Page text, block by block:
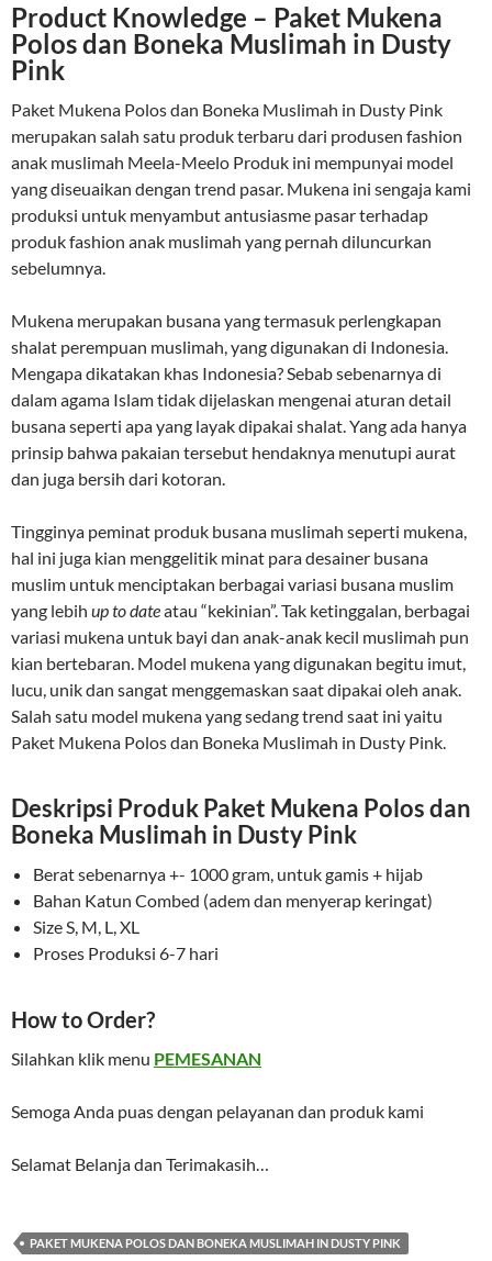
Product Knowledge – Paket Mukena
Polos dan Boneka Muslimah in Dusty
Pink
Paket Mukena Polos dan Boneka Muslimah in Dusty Pink
merupakan salah satu produk terbaru dari produsen fashion
anak muslimah Meela-Meelo Produk ini mempunyai model
yang diseuaikan dengan trend pasar. Mukena ini sengaja kami
produksi untuk menyambut antusiasme pasar terhadap
produk fashion anak muslimah yang pernah diluncurkan
sebelumnya.
Mukena merupakan busana yang termasuk perlengkapan
shalat perempuan muslimah, yang digunakan di Indonesia.
Mengapa dikatakan khas Indonesia? Sebab sebenarnya di
dalam agama Islam tidak dijelaskan mengenai aturan detail
busana seperti apa yang layak dipakai shalat. Yang ada hanya
prinsip bahwa pakaian tersebut hendaknya menutupi aurat
dan juga bersih dari kotoran.
Tingginya peminat produk busana muslimah seperti mukena,
hal ini juga kian menggelitik minat para desainer busana
muslim untuk menciptakan berbagai variasi busana muslim
yang lebih up to dateatau “kekinian”. Tak ketinggalan, berbagai
variasi mukena untuk bayi dan anak-anak kecil muslimah pun
kian bertebaran. Model mukena yang digunakan begitu imut,
lucu, unik dan sangat menggemaskan saat dipakai oleh anak.
Salah satu model mukena yang sedang trend saat ini yaitu
Paket Mukena Polos dan Boneka Muslimah in Dusty Pink.
Deskripsi Produk Paket Mukena Polos dan
Boneka Muslimah in Dusty Pink
Berat sebenarnya +- 1000 gram, untuk gamis + hijab
Bahan Katun Combed (adem dan menyerap keringat)
Size S, M, L, XL
Proses Produksi 6-7 hari
How to Order?
Silahkan klik menu PEMESANAN
Semoga Anda puas dengan pelayanan dan produk kami
Selamat Belanja dan Terimakasih…
PAKET MUKENA POLOS DAN BONEKA MUSLIMAH IN DUSTY PINK